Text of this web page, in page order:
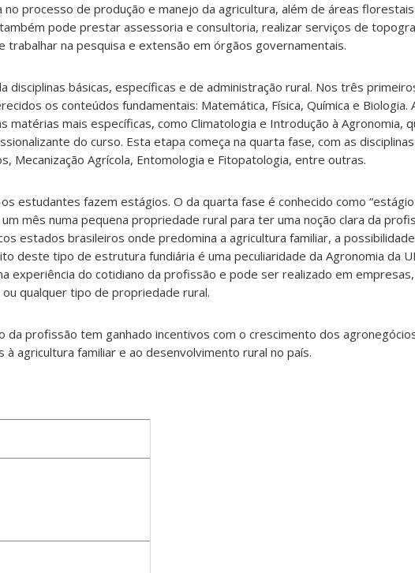
no processo de produção e manejo da agricultura, além de áreas
pode prestar assessoria e consultoria, realizar serviços de
na pesquisa e extensão em órgãos governamentais.
disciplinas básicas, específicas e de administração rural. Nos três
os conteúdos fundamentais: Matemática, Física, Química e Biologia.
matérias mais específicas, como Climatologia e Introdução à Agronomia,
do curso. Esta etapa começa na quarta fase, com as
Mecanização Agrícola, Entomologia e Fitopatologia, entre outras.
estudantes fazem estágios. O da quarta fase é conhecido como
mês numa pequena propriedade rural para ter uma noção clara da
estados brasileiros onde predomina a agricultura familiar, a
deste tipo de estrutura fundiária é uma peculiaridade da Agronomia da
experiência do cotidiano da profissão e pode ser realizado em empresas,
qualquer tipo de propriedade rural.
da profissão tem ganhado incentivos com o crescimento dos
agricultura familiar e ao desenvolvimento rural no país.